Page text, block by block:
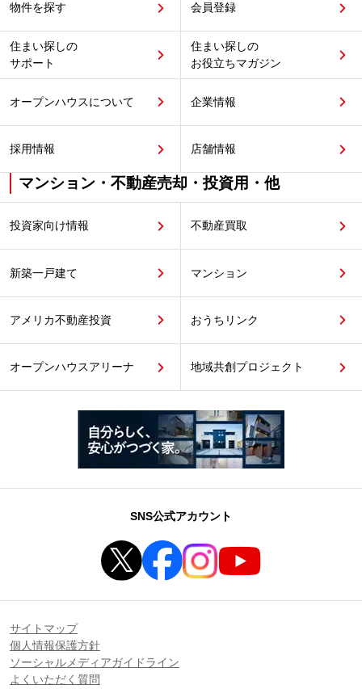
物件を探す 会員登録
住まい探しの
サポート
住まい探しの
お役立ちマガジン
オープンハウスについて 企業情報
採用情報 店舗情報
マンション・不動産売却・投資用・他
投資家向け情報 不動産買取
新築一戸建て マンション
アメリカ不動産投資 おうちリンク
オープンハウスアリーナ 地域共創プロジェクト
SNS公式アカウント
サイトマップ
個人情報保護方針
ソーシャルメディアガイドライン
よくいただく質問